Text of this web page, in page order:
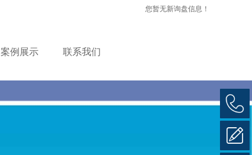
您暂无新询盘信息！
案例展示 联系我们